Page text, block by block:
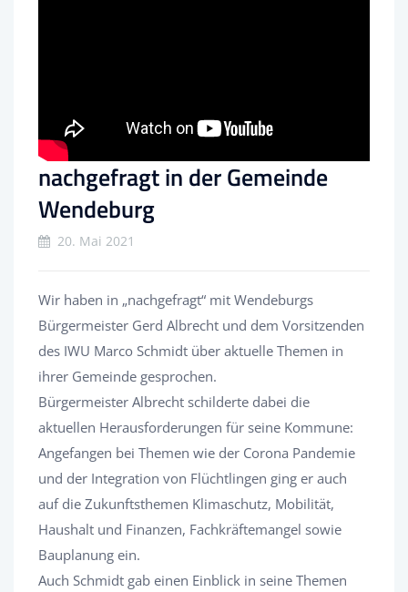
nachgefragt in der Gemeinde
Wendeburg
20. Mai 2021
Wir haben in „nachgefragt“ mit Wendeburgs
Bürgermeister Gerd Albrecht und dem Vorsitzenden
des IWU Marco Schmidt über aktuelle Themen in
ihrer Gemeinde gesprochen.
Bürgermeister Albrecht schilderte dabei die
aktuellen Herausforderungen für seine Kommune:
Angefangen bei Themen wie der Corona Pandemie
und der Integration von Flüchtlingen ging er auch
auf die Zukunftsthemen Klimaschutz, Mobilität,
Haushalt und Finanzen, Fachkräftemangel sowie
Bauplanung ein.
Auch Schmidt gab einen Einblick in seine Themen